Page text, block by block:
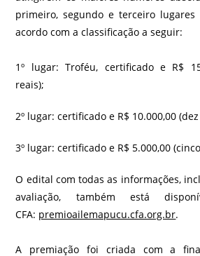
primeiro, segundo e terceiro lugares
acordo com a classificação a seguir:
1º lugar: Troféu, certificado e R$
reais);
2º lugar: certificado e R$ 10.000,00
3º lugar: certificado e R$ 5.000,00
O edital com todas as informações,
avaliação, também está
CFA: premioailemapucu.cfa.org.br.
A premiação foi criada com a